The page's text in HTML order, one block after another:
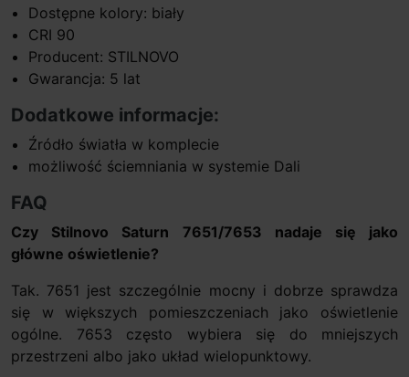
Dostępne kolory: biały
CRI 90
Producent: STILNOVO
Gwarancja: 5 lat
Dodatkowe informacje:
Źródło światła w komplecie
możliwość ściemniania w systemie Dali
FAQ
Czy Stilnovo Saturn 7651/7653 nadaje się jako
główne oświetlenie?
Tak. 7651 jest szczególnie mocny i dobrze sprawdza
się w większych pomieszczeniach jako oświetlenie
ogólne. 7653 często wybiera się do mniejszych
przestrzeni albo jako układ wielopunktowy.